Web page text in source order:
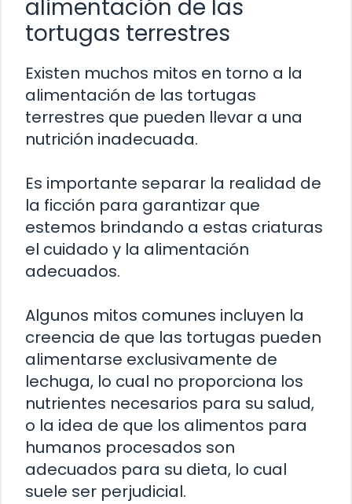
alimentación de las
tortugas terrestres
Existen muchos mitos en torno a la
alimentación de las tortugas
terrestres que pueden llevar a una
nutrición inadecuada.
Es importante separar la realidad de
la ficción para garantizar que
estemos brindando a estas criaturas
el cuidado y la alimentación
adecuados.
Algunos mitos comunes incluyen la
creencia de que las tortugas pueden
alimentarse exclusivamente de
lechuga, lo cual no proporciona los
nutrientes necesarios para su salud,
o la idea de que los alimentos para
humanos procesados son
adecuados para su dieta, lo cual
suele ser perjudicial.